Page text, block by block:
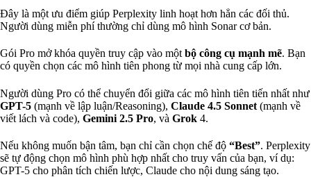
Đây là một ưu điểm giúp Perplexity linh hoạt hơn hẳn các đối thủ.
Người dùng miễn phí thường chỉ dùng mô hình Sonar cơ bản.
Gói Pro mở khóa quyền truy cập vào một bộ công cụ mạnh mẽ. Bạn
có quyền chọn các mô hình tiên phong từ mọi nhà cung cấp lớn.
Người dùng Pro có thể chuyển đổi giữa các mô hình tiên tiến nhất như
GPT-5 (mạnh về lập luận/Reasoning), Claude 4.5 Sonnet (mạnh về
viết lách và code), Gemini 2.5 Pro, và Grok 4.
Nếu không muốn bận tâm, bạn chỉ cần chọn chế độ “Best”. Perplexity
sẽ tự động chọn mô hình phù hợp nhất cho truy vấn của bạn, ví dụ:
GPT-5 cho phân tích chiến lược, Claude cho nội dung sáng tạo.